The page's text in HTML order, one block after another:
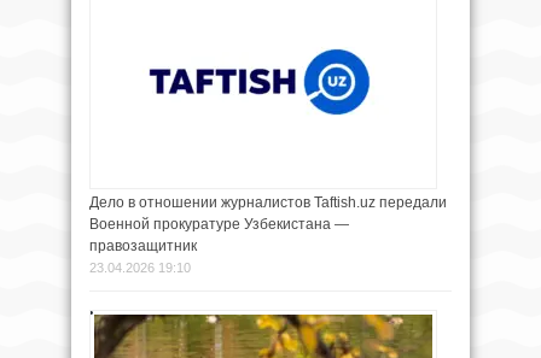
Дело в отношении журналистов Taftish.uz передали
Военной прокуратуре Узбекистана —
правозащитник
23.04.2026 19:10